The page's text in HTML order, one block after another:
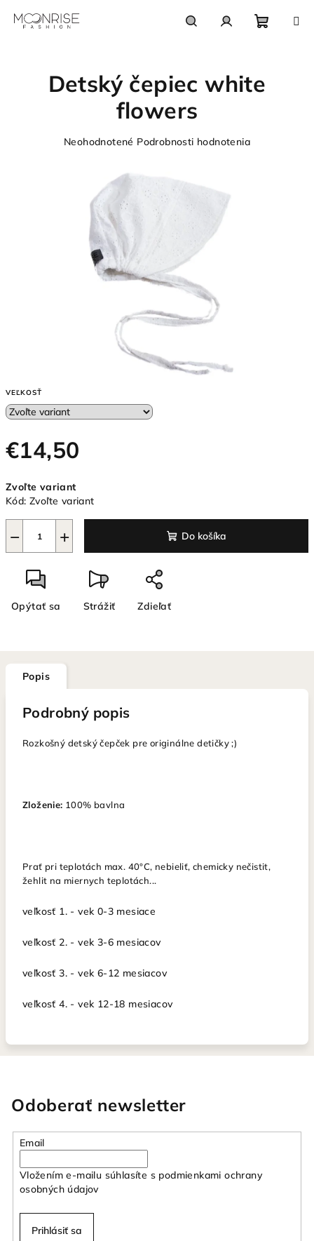
košík
VEĽKOSŤ
€14,50
cena:
Zvoľte variant
Kód: Zvoľte variant
+
− Do košíka
Opýtať sa Strážiť Zdieľať
Detský čepiec white
flowers
Priemerné
hviezdičiek.
Neohodnotené Podrobnosti hodnotenia
Popis
Podrobný popis
Rozkošný detský čepček pre originálne detičky ;)
Zloženie: 100% bavlna
Prať pri teplotách max. 40°C, nebieliť, chemicky nečistit,
žehlit na miernych teplotách...
veľkosť 1. - vek 0-3 mesiace
veľkosť 2. - vek 3-6 mesiacov
veľkosť 3. - vek 6-12 mesiacov
veľkosť 4. - vek 12-18 mesiacov
Odoberať newsletter
Email
Vložením e-mailu súhlasíte s podmienkami ochrany
osobných údajov
Prihlásiť sa